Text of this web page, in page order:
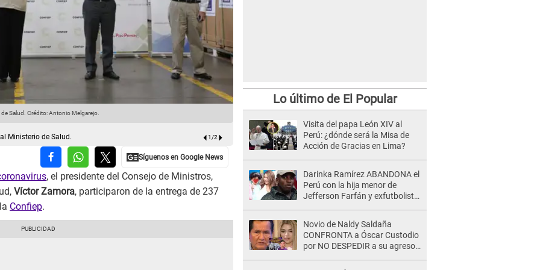
Salud. Crédito: Antonio Melgarejo.
Ministerio de Salud. 1 /2
, el presidente del Consejo de Ministros,
Víctor Zamora, participaron de la entrega de 237
Confiep.
Lo último de El Popular
Visita del papa León XIV al
Perú: ¿dónde será la Misa de
Acción de Gracias en Lima?
Darinka Ramírez ABANDONA el
Perú con la hija menor de
Jefferson Farfán y exfutbolista
Novio de Naldy Saldaña
CONFRONTA a Óscar Custodio
por NO DESPEDIR a su agresor
"Nadie me dice qué hacer"